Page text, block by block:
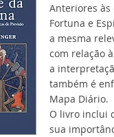
Anteriores às
Fortuna e
a mesma
com relação
a
também é
Mapa Diário.
O livro inclui
sua